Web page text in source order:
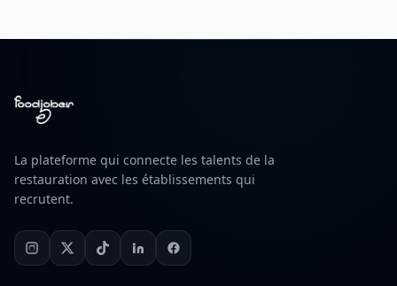
La plateforme qui connecte les talents de la
restauration avec les établissements qui
recrutent.